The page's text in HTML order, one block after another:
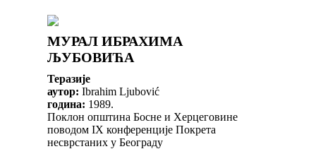
МУРАЛ ИБРАХИМА
ЉУБОВИЋА
Теразије
аутор: Ibrahim Ljubović
година: 1989.
Поклон општина Босне и Херцеговине
поводом IX конференције Покрета
несврстаних у Београду